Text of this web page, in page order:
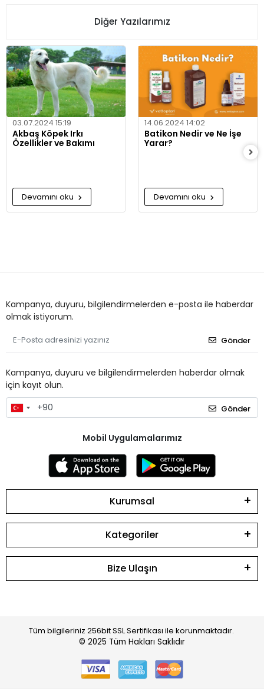
Diğer Yazılarımız
03.07.2024 15:19
Akbaş Köpek Irkı
Özellikler ve Bakımı
Devamını oku
14.06.2024 14:02
Batikon Nedir ve Ne İşe
Yarar?
Devamını oku
Kampanya, duyuru, bilgilendirmelerden e-posta ile haberdar
olmak istiyorum.
Gönder
Kampanya, duyuru ve bilgilendirmelerden haberdar olmak
için kayıt olun.
Gönder
Mobil Uygulamalarımız
Kurumsal
Kategoriler
Bize Ulaşın
Tüm bilgileriniz 256bit SSL Sertifikası ile korunmaktadır.
© 2025 Tüm Hakları Saklıdır